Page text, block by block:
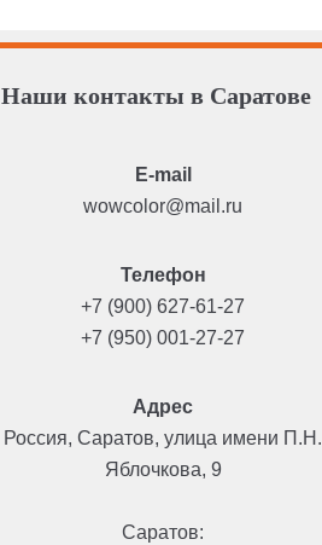
Наши контакты в Саратове
E-mail
wowcolor@mail.ru
Телефон
+7 (900) 627-61-27
+7 (950) 001-27-27
Адрес
Россия, Саратов, улица имени П.Н.
Яблочкова, 9
Саратов: